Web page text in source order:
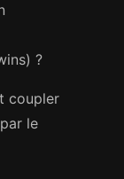
?
coupler
le